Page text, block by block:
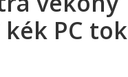
PC tok